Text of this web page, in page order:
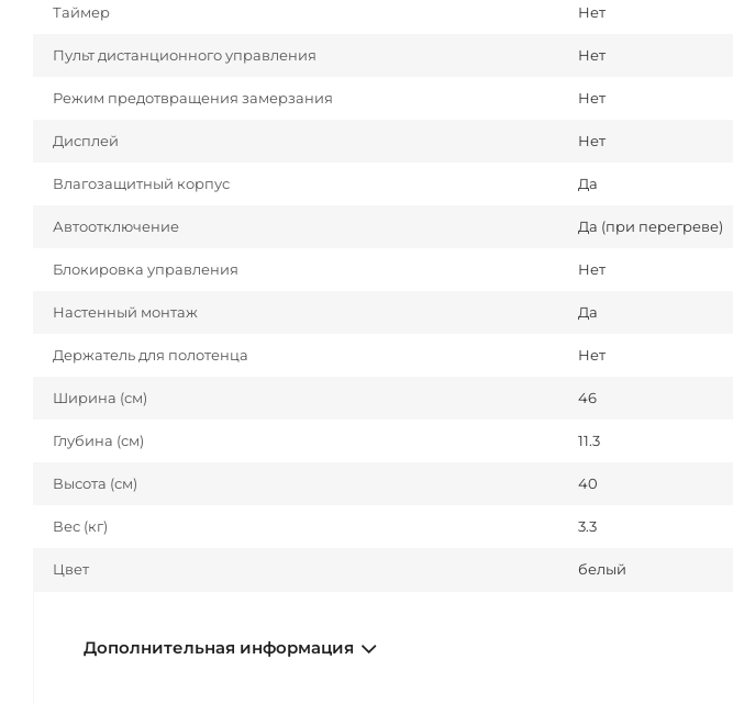
Таймер Нет
Пульт дистанционного управления Нет
Режим предотвращения замерзания Нет
Дисплей Нет
Влагозащитный корпус Да
Автоотключение Да (при перегреве)
Блокировка управления Нет
Настенный монтаж Да
Держатель для полотенца Нет
Ширина (см) 46
Глубина (см) 11.3
Высота (см) 40
Вес (кг) 3.3
Цвет белый
Дополнительная информация